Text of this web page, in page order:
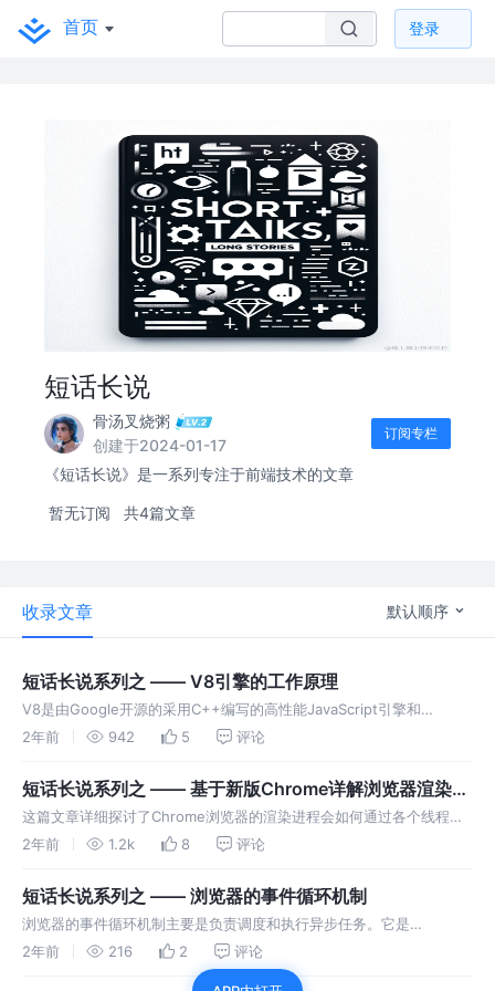
首页 登录
短话长说
骨汤叉烧粥
创建于2024-01-17
订阅专栏
《短话长说》是一系列专注于前端技术的文章
暂无订阅 共4篇文章
收录文章 默认顺序
短话长说系列之 —— V8引擎的工作原理
V8是由Google开源的采用C++编写的高性能JavaScript引擎和
WebAssembly引擎，最初设计用于Chrome浏览器，现在也是Node.js
2年前 942 5 评论
短话长说系列之 —— 基于新版Chrome详解浏览器渲染进
程
这篇文章详细探讨了Chrome浏览器的渲染进程会如何通过各个线程
（如主线程、合成器线程和光栅线程）如何协同渲染网页。
2年前 1.2k 8 评论
短话长说系列之 —— 浏览器的事件循环机制
浏览器的事件循环机制主要是负责调度和执行异步任务。它是
JavaScript运行时环境中的一个核心机制。
2年前 216 2 评论